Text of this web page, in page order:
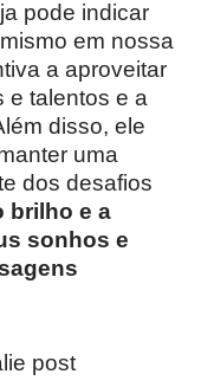
pode indicar
em nossa
a aproveitar
e talentos e a
disso, ele
uma
dos desafios
brilho e a
sonhos e
post